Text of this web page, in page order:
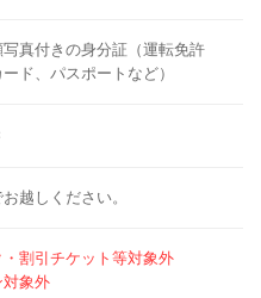
真付きの身分証（運転免許
ド、パスポートなど）
越しください。
割引チケット等対象外
象外